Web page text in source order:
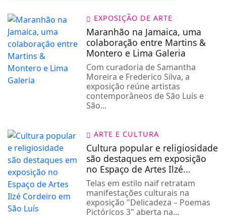
EXPOSIÇÃO DE ARTE
Maranhão na Jamaica, uma
colaboração entre Martins &
Montero e Lima Galeria
Com curadoria de Samantha
Moreira e Frederico Silva, a
exposição reúne artistas
contemporâneos de São Luís e
São...
ARTE E CULTURA
Cultura popular e religiosidade
são destaques em exposição
no Espaço de Artes Ilzé...
Telas em estilo naïf retratam
manifestações culturais na
exposição "Delicadeza – Poemas
Pictóricos 3" aberta na...